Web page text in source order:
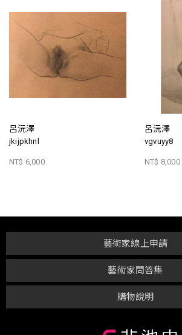
呂沅澤
jkijpkhnl
NT$ 6,000
呂沅澤
vgvuyy8
NT$ 8,000
購物說明
藝術家問答集
藝術家線上申請